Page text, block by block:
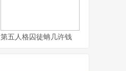
第五人格囚徒蚺几许钱